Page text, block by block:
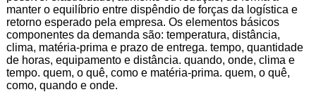
manter o equilíbrio entre dispêndio de forças da logística e
retorno esperado pela empresa. Os elementos básicos
componentes da demanda são: temperatura, distância,
clima, matéria-prima e prazo de entrega. tempo, quantidade
de horas, equipamento e distância. quando, onde, clima e
tempo. quem, o quê, como e matéria-prima. quem, o quê,
como, quando e onde.